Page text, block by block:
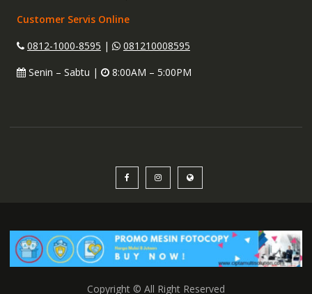
Customer Servis Online
0812-1000-8595 |
081210008595
Senin – Sabtu |
8:00AM – 5:00PM
Copyright © All Right Reserved